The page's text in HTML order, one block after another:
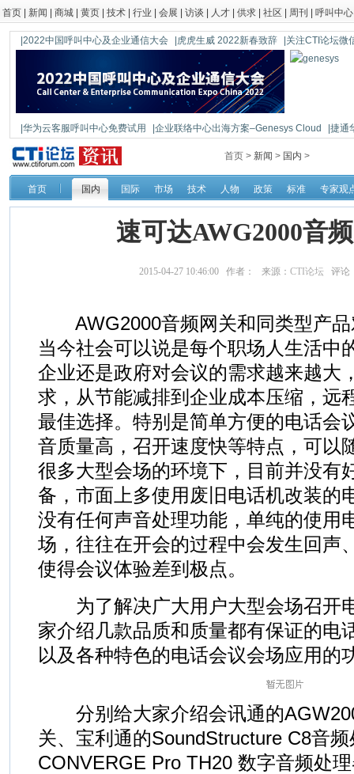
首页 新闻 商城 黄页 技术 行业 会展 访谈 人才 供求 社区 周刊 呼叫中心
|2022中国呼叫中心及企业通信大会 |虎虎生威 2022新春致辞 |关注CTI论坛微
|华为云客服呼叫中心免费试用 |企业联络中心出海方案–Genesys Cloud
|捷通
|鼎信通达新一代语音网关DAG1000-4S
首页 > 新闻 > 国内 >
首页 国内 国际 市场 技术 人物 政策 标准 专家观
速可达AWG2000音
2015-04-27 10:46:00 作者： 来源： CTI论坛 评论
AWG2000音频网关和同类型产品
当今社会可以说是每个职场人生活中
企业还是政府对会议的需求越来越大
求，从节能减排到企业成本压缩，远
最佳选择。特别是简单方便的电话会
音质量高，召开速度快等特点，可以
很多大型会场的环境下，目前并没有
备，市面上多使用废旧电话机改装的
没有任何声音处理功能，单纯的使用
场，往往在开会的过程中会发生回声
使得会议体验差到极点。
为了解决广大用户大型会场召开
家介绍几款品质和质量都有保证的电
以及各种特色的电话会议会场应用的
分别给大家介绍会讯通的
关、宝利通的SoundStructure C8音
CONVERGE Pro TH20 数字音频处